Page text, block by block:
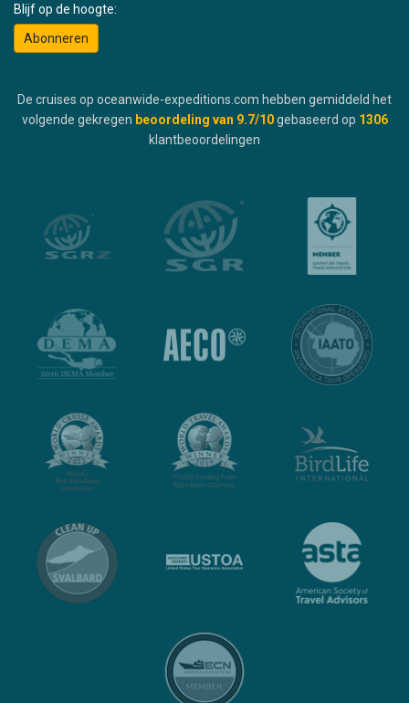
Blijf op de hoogte:
Abonneren
De cruises op oceanwide-expeditions.com hebben gemiddeld het
volgende gekregen beoordeling van 9.7/10 gebaseerd op 1306
klantbeoordelingen